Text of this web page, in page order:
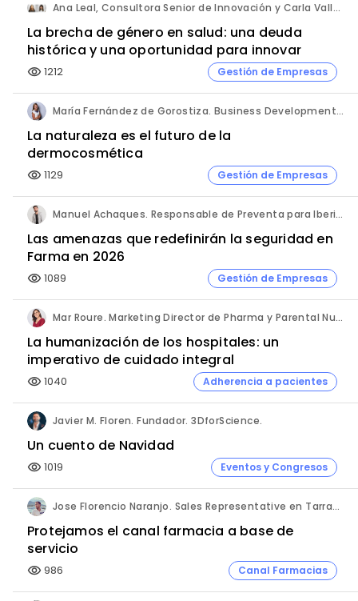
Ana Leal, Consultora Senior de Innovación y Carla Vallès, Manager. ANIMA.
La brecha de género en salud: una deuda
histórica y una oportunidad para innovar
visibility 1212 Gestión de Empresas
María Fernández de Gorostiza. Business Development & Sustainable Transformation Director. L'Oréal Dermatological Beauty.
La naturaleza es el futuro de la
dermocosmética
visibility 1129 Gestión de Empresas
Manuel Achaques. Responsable de Preventa para Iberia, Italia y Latinoamérica. Hornetsecurity.
Las amenazas que redefinirán la seguridad en
Farma en 2026
visibility 1089 Gestión de Empresas
Mar Roure. Marketing Director de Pharma y Parental Nutrition. Fresenius Kabi España.
La humanización de los hospitales: un
imperativo de cuidado integral
visibility 1040 Adherencia a pacientes
Javier M. Floren. Fundador. 3DforScience.
Un cuento de Navidad
visibility 1019 Eventos y Congresos
Jose Florencio Naranjo. Sales Representative en Tarragona.
Protejamos el canal farmacia a base de
servicio
visibility 986 Canal Farmacias